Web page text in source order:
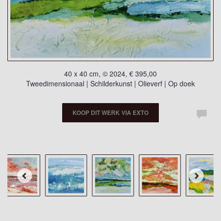
40 x 40 cm, © 2024, € 395,00
Tweedimensionaal | Schilderkunst | Olieverf | Op doek
KOOP DIT WERK VIA EXTO